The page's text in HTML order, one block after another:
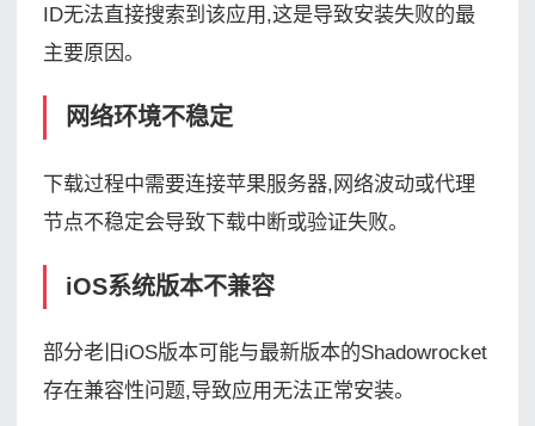
ID无法直接搜索到该应用,这是导致安装失败的最
主要原因。
网络环境不稳定
下载过程中需要连接苹果服务器,网络波动或代理
节点不稳定会导致下载中断或验证失败。
iOS系统版本不兼容
部分老旧iOS版本可能与最新版本的Shadowrocket
存在兼容性问题,导致应用无法正常安装。